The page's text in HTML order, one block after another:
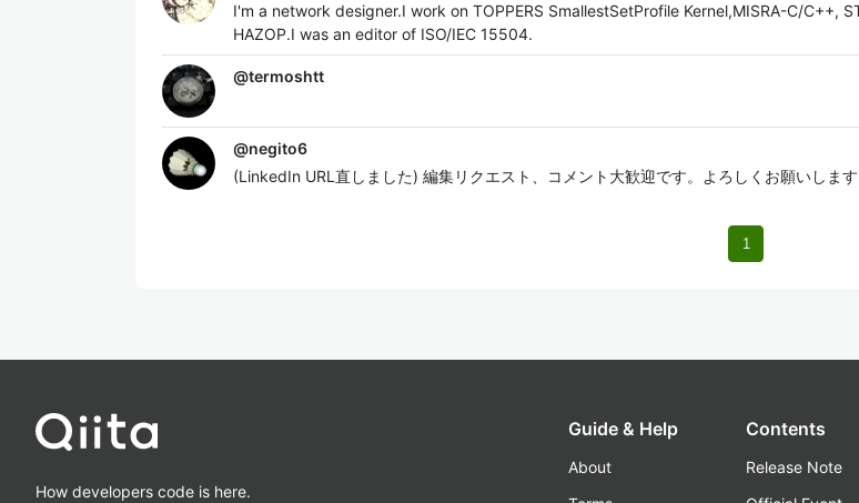
I'm a network designer.I work on TOPPERS SmallestSetProfile Kernel,MISRA-C/C++,
HAZOP.I was an editor of ISO/IEC 15504.
@termoshtt
@negito6
(LinkedIn URL直しました) 編集リクエスト、コメント大歓迎です。よろしくお願いします
1
How developers code is here.
Guide & Help
About
Contents
Release Note